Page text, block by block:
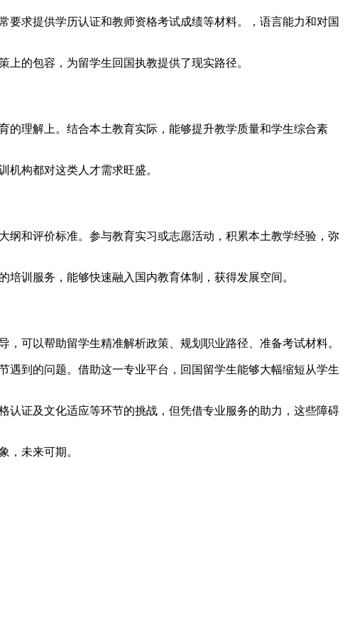
求提供学历认证和教师资格考试成绩等材料。，语言能力和对国
的包容，为留学生回国执教提供了现实路径。
的理解上。结合本土教育实际，能够提升教学质量和学生综合素
构都对这类人才需求旺盛。
纲和评价标准。参与教育实习或志愿活动，积累本土教学经验，弥
训服务，能够快速融入国内教育体制，获得发展空间。
可以帮助留学生精准解析政策、规划职业路径、准备考试材料。
到的问题。借助这一专业平台，回国留学生能够大幅缩短从学生
认证及文化适应等环节的挑战，但凭借专业服务的助力，这些障碍
，未来可期。